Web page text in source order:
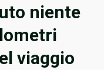
niente
viaggio